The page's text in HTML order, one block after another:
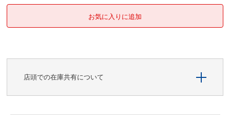
店頭での在庫共有について